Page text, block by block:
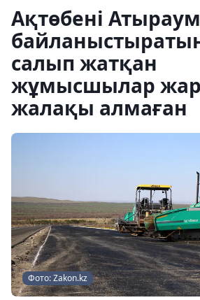
Ақтөбені
салып жатқан
жұмысшылар
жалақы алмаған
Фото: Zakon.kz